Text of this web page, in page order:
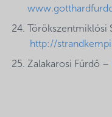
Törökszentmiklósi
http://
Zalakarosi Fürdő –